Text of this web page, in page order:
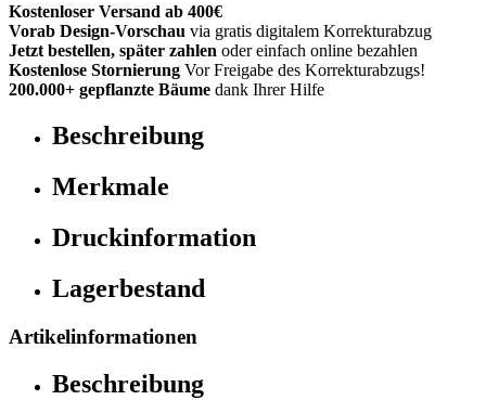
Kostenloser Versand ab 400€
Vorab Design-Vorschau via gratis digitalem Korrekturabzug
Jetzt bestellen, später zahlen oder einfach online bezahlen
Kostenlose Stornierung Vor Freigabe des Korrekturabzugs!
200.000+ gepflanzte Bäume dank Ihrer Hilfe
Beschreibung
Merkmale
Druckinformation
Lagerbestand
Artikelinformationen
Beschreibung